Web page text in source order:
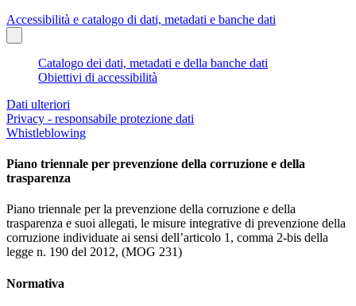
Accessibilità e catalogo di dati, metadati e banche dati
Catalogo dei dati, metadati e della banche dati
Obiettivi di accessibilità
Dati ulteriori
Privacy - responsabile protezione dati
Whistleblowing
Piano triennale per prevenzione della corruzione e della
trasparenza
Piano triennale per la prevenzione della corruzione e della
trasparenza e suoi allegati, le misure integrative di prevenzione della
corruzione individuate ai sensi dell’articolo 1, comma 2-bis della
legge n. 190 del 2012, (MOG 231)
Normativa